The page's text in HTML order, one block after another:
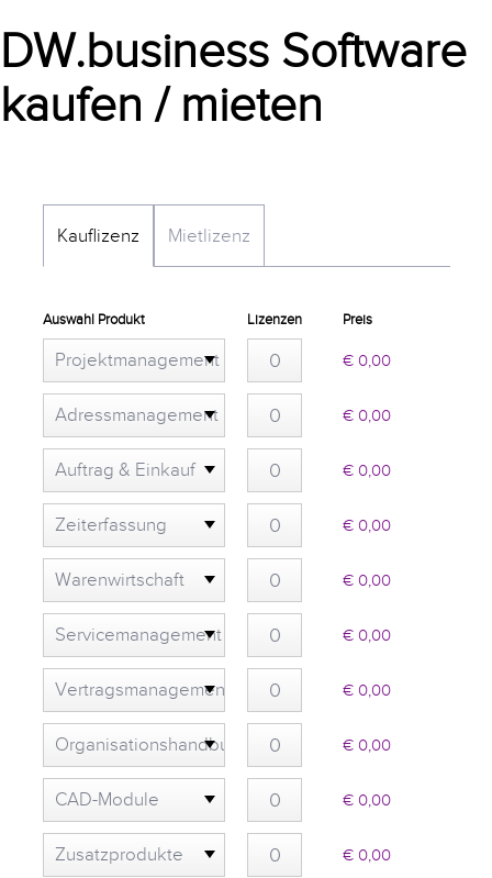
DW.business Software
kaufen / mieten
Kauflizenz Mietlizenz
Auswahl Produkt Lizenzen Preis
Projektmanagement
wählen
€ 0,00
Adressmanagement
wählen
€ 0,00
Auftrag & Einkauf
wählen
€ 0,00
Zeiterfassung
wählen
€ 0,00
Warenwirtschaft
wählen
€ 0,00
Servicemanagement
wählen
€ 0,00
Vertragsmanagement
wählen
€ 0,00
Organisationshandbuch
(OHB) wählen
€ 0,00
CAD-Module
wählen
€ 0,00
Zusatzprodukte € 0,00